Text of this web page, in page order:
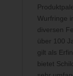
Wurfringe
diversen
über 100
gilt als
bietet